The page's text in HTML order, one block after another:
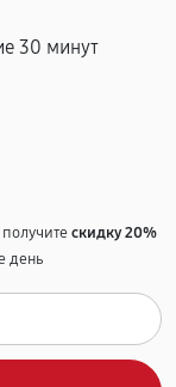
30 минут
скидку 20%
день